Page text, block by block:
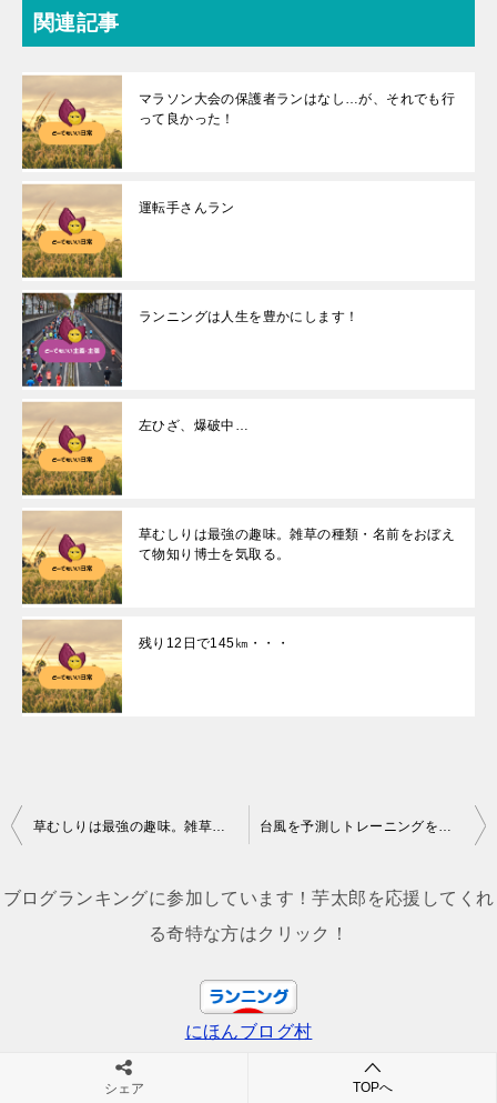
関連記事
マラソン大会の保護者ランはなし…が、それでも行
って良かった！
運転手さんラン
ランニングは人生を豊かにします！
左ひざ、爆破中…
草むしりは最強の趣味。雑草の種類・名前をおぼえ
て物知り博士を気取る。
残り12日で145㎞・・・
投
ナ
草むしりは最強の趣味。雑草の種類・名前をおぼえて物知り博士を気取る。 台風を予測しトレーニングを組み立てるのが、ランニング中毒者なり。
ブログランキングに参加しています！芋太郎を応援してくれ
る奇特な方はクリック！
にほんブログ村
シェア TOPへ